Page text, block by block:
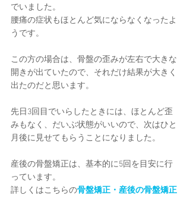
でいました。
腰痛の症状もほとんど気にならなくなったよ
うです。
この方の場合は、骨盤の歪みが左右で大きな
開きが出ていたので、それだけ結果が大きく
出たのだと思います。
先日3回目でいらしたときには、ほとんど歪
みもなく、だいぶ状態がいいので、次はひと
月後に見せてもらうことになりました。
産後の骨盤矯正は、基本的に5回を目安に行
っています。
詳しくはこちらの骨盤矯正・産後の骨盤矯正